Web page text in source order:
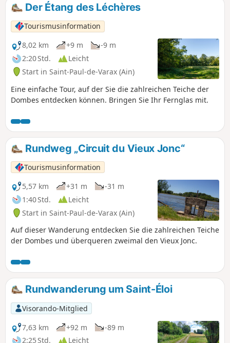
Der Étang des Léchères
Tourismusinformation
8,02 km
+9 m
-9 m
2:20 Std.
Leicht
Start in Saint-Paul-de-Varax (Ain)
Eine einfache Tour, auf der Sie die zahlreichen Teiche der
Dombes entdecken können. Bringen Sie Ihr Fernglas mit.
Rundweg „Circuit du Vieux Jonc“
Tourismusinformation
5,57 km
+31 m
-31 m
1:40 Std.
Leicht
Start in Saint-Paul-de-Varax (Ain)
Auf dieser Wanderung entdecken Sie die zahlreichen Teiche
der Dombes und überqueren zweimal den Vieux Jonc.
Rundwanderung um Saint-Éloi
Visorando-Mitglied
7,63 km
+92 m
-89 m
2:25 Std.
Leicht